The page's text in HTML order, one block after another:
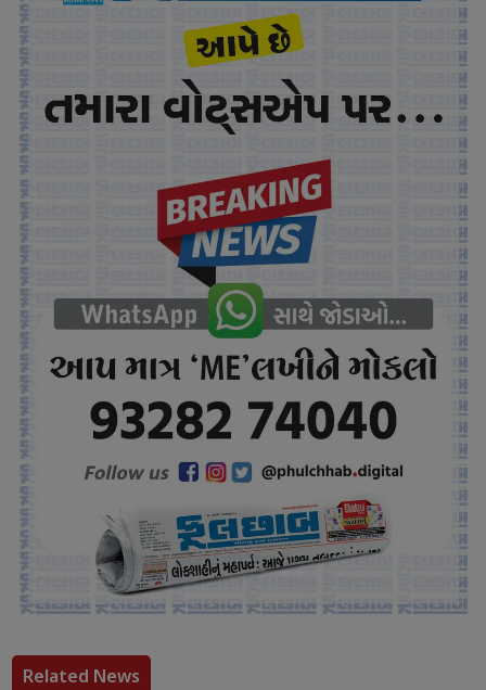
Related News